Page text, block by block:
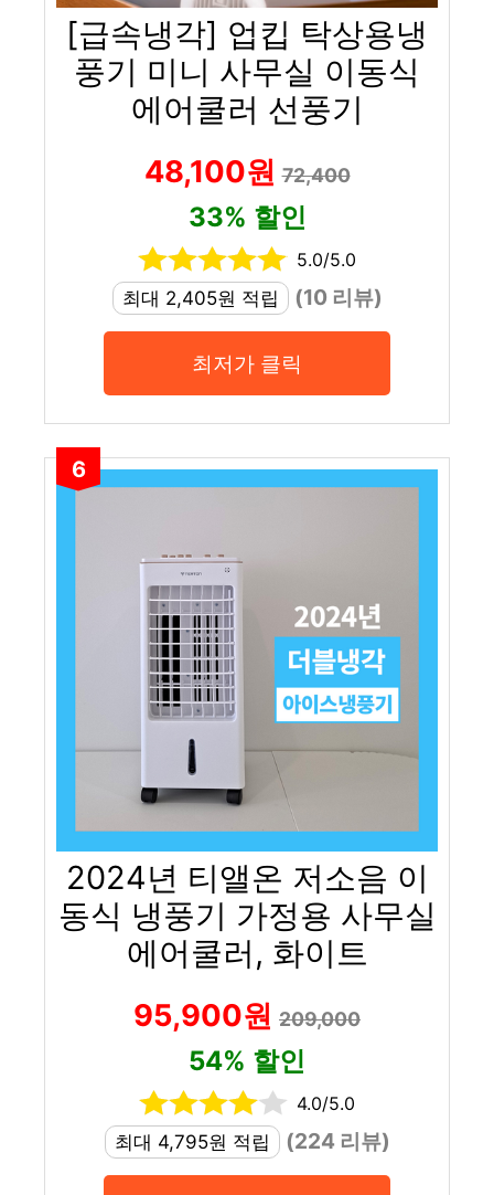
[급속냉각] 업킵 탁상용냉
풍기 미니 사무실 이동식
에어쿨러 선풍기
48,100원72,400
33% 할인
5.0/5.0
최대 2,405원 적립
(10 리뷰)
최저가 클릭
6
2024년 티앨온 저소음 이
동식 냉풍기 가정용 사무실
에어쿨러, 화이트
95,900원 209,000
54% 할인
4.0/5.0
최대 4,795원 적립
(224 리뷰)